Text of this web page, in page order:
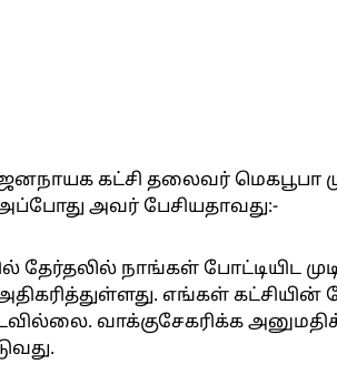
கட்சி தலைவர் மெகபூபா
அவர் பேசியதாவது:-
தேர்தலில் நாங்கள் போட்டியிட
எங்கள்
வாக்குசேகரிக்க